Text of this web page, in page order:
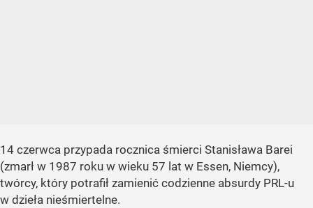
14 czerwca przypada rocznica śmierci Stanisława Barei
(zmarł w 1987 roku w wieku 57 lat w Essen, Niemcy),
twórcy, który potrafił zamienić codzienne absurdy PRL-u
w dzieła nieśmiertelne.